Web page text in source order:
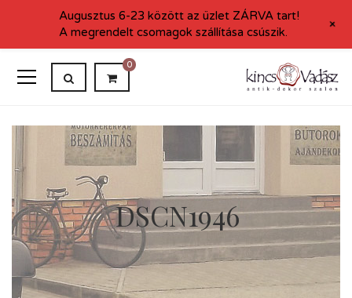
0
DSCN1946
Augusztus 6-23 között az üzlet ZÁRVA tart!
A megrendelt csomagok szállítása csúszik.
+